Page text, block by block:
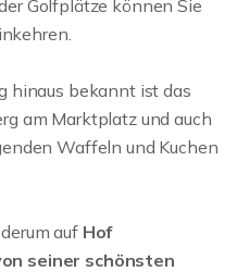
Golfplätze können Sie
hinaus bekannt ist das
am Marktplatz und auch
Waffeln und Kuchen
auf Hof
seiner schönsten